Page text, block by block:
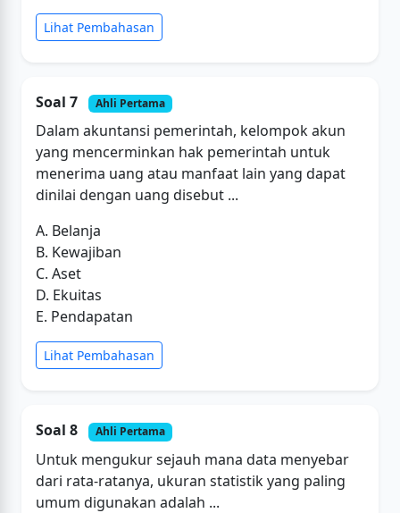
Lihat Pembahasan
Soal 7 Ahli Pertama
Dalam akuntansi pemerintah, kelompok akun
yang mencerminkan hak pemerintah untuk
menerima uang atau manfaat lain yang dapat
dinilai dengan uang disebut ...
A. Belanja
B. Kewajiban
C. Aset
D. Ekuitas
E. Pendapatan
Lihat Pembahasan
Soal 8 Ahli Pertama
Untuk mengukur sejauh mana data menyebar
dari rata-ratanya, ukuran statistik yang paling
umum digunakan adalah ...